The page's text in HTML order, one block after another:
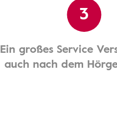
3
Ein großes Service
auch nach dem